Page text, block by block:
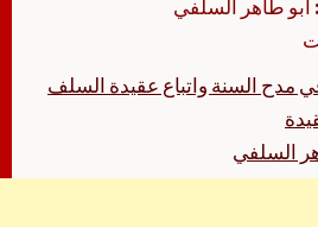
أبو طاهر السلفي
مدح السنة واتباع عقيدة السلف
السلفي